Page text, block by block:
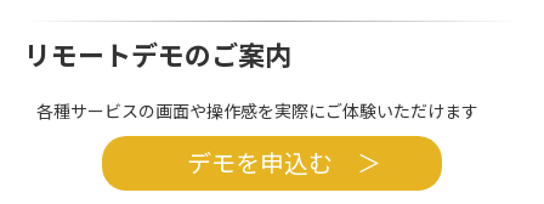
リモートデモのご案内
各種サービスの画面や操作感を実際にご体験いただけます
デモを申込む ＞